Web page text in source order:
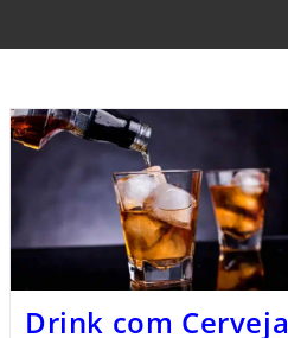
Drink com Cerveja